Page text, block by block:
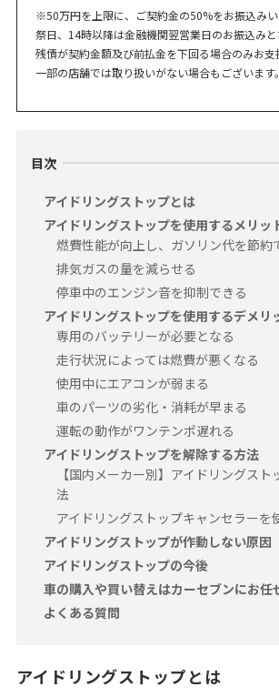
※50万円を上限に、ご契約金の50%をお振込み
祭日、14時以降は金融機関翌営業日のお振込みと
残債が契約金額及び前払金を下回る場合のみお支
一部の店舗では取り扱いがない場合もございます。
目次
アイドリングストップとは
アイドリングストップを使用するメリッ
燃費性能が向上し、ガソリン代を節約
排気ガスの量を減らせる
停車中のエンジン音を抑制できる
アイドリングストップを使用するデメリ
専用のバッテリーが必要となる
走行状況によっては燃費が悪くなる
使用中にエアコンが弱まる
車のパーツの劣化・消耗が早まる
運転の動作がワンテンポ遅れる
アイドリングストップを解除する方法
【国内メーカー別】アイドリングス
法
アイドリングストップキャンセラーを
アイドリングストップが作動しない原因
アイドリングストップの今後
車の購入や買い替えはカーセブンにお任
よくある質問
アイドリングストップとは